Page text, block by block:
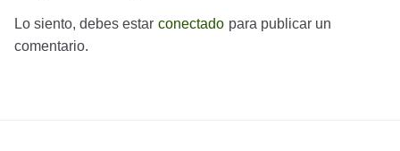
Lo siento, debes estar conectado para publicar un
comentario.